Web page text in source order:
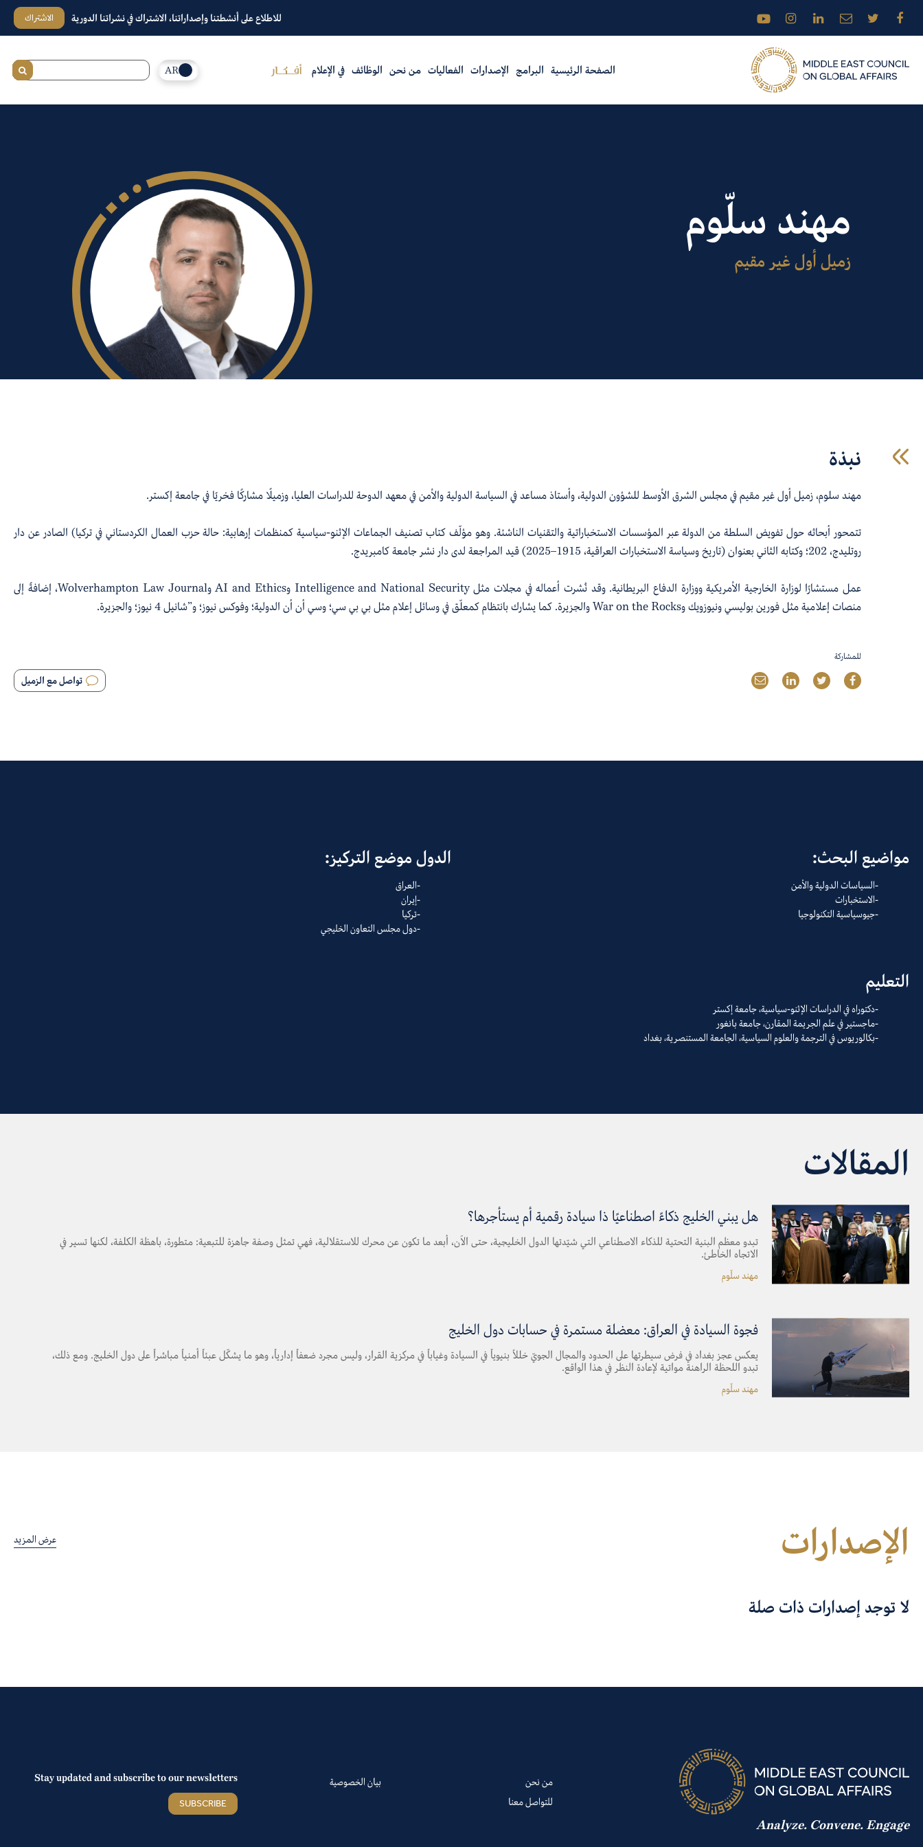
للاطلاع على أنشطتنا وإصداراتنا، الاشتراك في نشراتنا الدورية الاشتراك
الصفحة الرئيسية البرامج الإصدارات الفعاليات من نحن الوظائف في الإعلام AR
مهند سلّوم
زميل أول غير مقيم
نبذة
مهند سلوم، زميل أول غير مقيم في مجلس الشرق الأوسط للشؤون الدولية، وأستاذ مساعد في السياسة الدولية والأمن في معهد الدوحة للدراسات العليا، وزميلًا مشاركًا فخريًا في جامعة إكستر.
تتمحور أبحاثه حول تفويض السلطة من الدولة عبر المؤسسات الاستخباراتية والتقنيات الناشئة. وهو مؤلّف كتاب تصنيف الجماعات الإثنو-سياسية كمنظمات إرهابية: حالة حزب العمال الكردستاني في تركيا) الصادر عن دار
روتليدج، 202؛ وكتابه الثاني بعنوان (تاريخ وسياسة الاستخبارات العراقية، 1915–2025) قيد المراجعة لدى دار نشر جامعة كامبريدج.
عمل مستشارًا لوزارة الخارجية الأمريكية ووزارة الدفاع البريطانية. وقد نُشرت أعماله في مجلات مثل Intelligence and National Security وAI and Ethics وWolverhampton Law Journal، إضافةً إلى
منصات إعلامية مثل فورين بوليسي ونيوزويك وWar on the Rocks والجزيرة. كما يشارك بانتظام كمعلّق في وسائل إعلام مثل بي بي سي؛ وسي أن أن الدولية؛ وفوكس نيوز؛ و”شانيل 4 نيوز؛ والجزيرة.
للمشاركة
تواصل مع الزميل
مواضيع البحث:
السياسات الدولية والأمن
الاستخبارات
جيوسياسية التكنولوجيا
الدول موضع التركيز:
العراق
إيران
تركيا
دول مجلس التعاون الخليجي
التعليم
دكتوراه في الدراسات الإثنو-سياسية، جامعة إكستر
ماجستير في علم الجريمة المقارن، جامعة بانغور
بكالوريوس في الترجمة والعلوم السياسية، الجامعة المستنصرية، بغداد
المقالات
هل يبني الخليج ذكاءً اصطناعيًا ذا سيادة رقمية أم يستأجرها؟
تبدو معظم البنية التحتية للذكاء الاصطناعي التي شيّدتها الدول الخليجية، حتى الآن، أبعد ما تكون عن محرك للاستقلالية، فهي تمثل وصفة جاهزة للتبعية: متطورة، باهظة الكلفة، لكنها تسير في
الاتجاه الخاطئ.
مهند سلّوم
فجوة السيادة في العراق: معضلة مستمرة في حسابات دول الخليج
يعكس عجز بغداد في فرض سيطرتها على الحدود والمجال الجويّ خللاً بنيوياً في السيادة وغياباً في مركزية القرار، وليس مجرد ضعفاً إدارياً، وهو ما يشكّل عبئاً أمنياً مباشراً على دول الخليج. ومع ذلك،
تبدو اللحظة الراهنة مواتية لإعادة النظر في هذا الواقع.
مهند سلّوم
الإصدارات عرض المزيد
لا توجد إصدارات ذات صلة
Analyze. Convene. Engage
من نحن
للتواصل معنا
بيان الخصوصية Stay updated and subscribe to our newsletters
SUBSCRIBE